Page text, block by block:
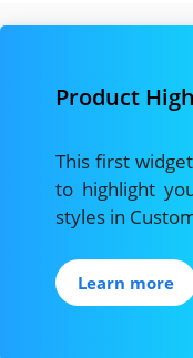
Product
This first
to highlight
styles in
Learn more